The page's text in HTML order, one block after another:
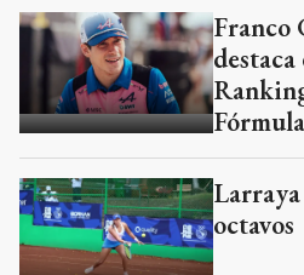
Franco
octavos